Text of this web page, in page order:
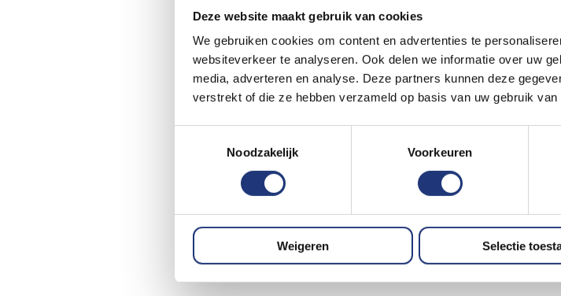
Deze website maakt gebruik van cookies
We gebruiken cookies om content en advertenties te
websiteverkeer te analyseren. Ook delen we informatie over uw
media, adverteren en analyse. Deze partners kunnen deze
verstrekt of die ze hebben verzameld op basis van uw gebruik
Noodzakelijk
Voorkeuren
Weigeren Selectie